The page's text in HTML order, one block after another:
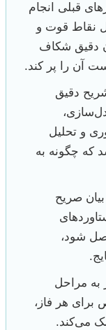
قبلی انجام
نقاط قوت و
دقیق شکاف
آن را پر کند.
دقیق
و تحلیل
که چگونه به
بیان صریح
شود،
به مراحل
هر فاز،
می‌کند.